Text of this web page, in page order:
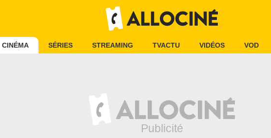
CINÉMA SÉRIES STREAMING TVACTU VIDÉOS VOD